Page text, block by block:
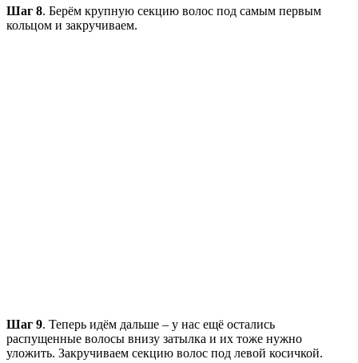
Шаг 8. Берём крупную секцию волос под самым первым
кольцом и закручиваем.
Шаг 9. Теперь идём дальше – у нас ещё остались
распущенные волосы внизу затылка и их тоже нужно
уложить. Закручиваем секцию волос под левой косичкой.